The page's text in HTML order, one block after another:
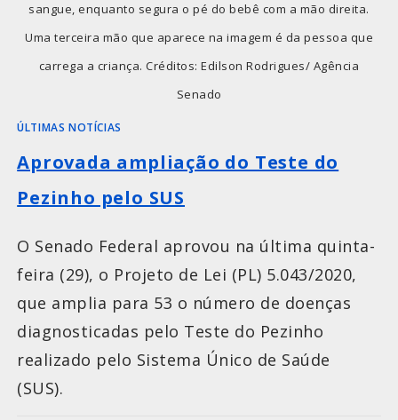
sangue, enquanto segura o pé do bebê com a mão direita.
Uma terceira mão que aparece na imagem é da pessoa que
carrega a criança. Créditos: Edilson Rodrigues/ Agência
Senado
ÚLTIMAS NOTÍCIAS
Aprovada ampliação do Teste do
Pezinho pelo SUS
O Senado Federal aprovou na última quinta-
feira (29), o Projeto de Lei (PL) 5.043/2020,
que amplia para 53 o número de doenças
diagnosticadas pelo Teste do Pezinho
realizado pelo Sistema Único de Saúde
(SUS).